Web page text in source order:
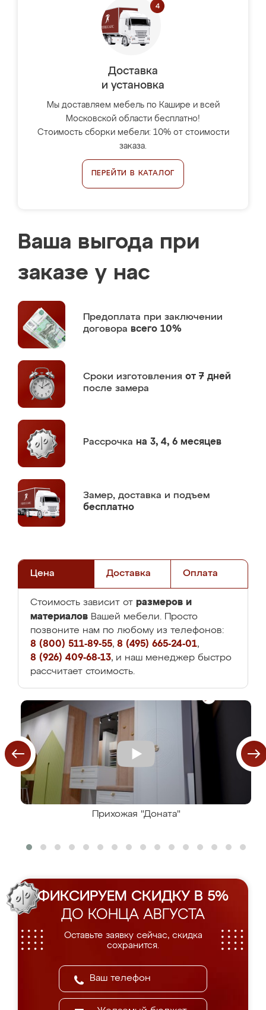
Доставка
и установка
Мы доставляем мебель по Кашире и всей
Московской области бесплатно!
Стоимость сборки мебели: 10% от стоимости
заказа.
ПЕРЕЙТИ В КАТАЛОГ
Ваша выгода при
заказе у нас
Предоплата при заключении
договора всего 10%
Сроки изготовления от 7 дней
после замера
Рассрочка на 3, 4, 6 месяцев
Замер, доставка и подъем
бесплатно
Цена Доставка Оплата
Стоимость зависит от размеров и
материалов Вашей мебели. Просто
позвоните нам по любому из телефонов:
8 (800) 511-89-55, 8 (495) 665-24-01,
8 (926) 409-68-13, и наш менеджер быстро
рассчитает стоимость.
Прихожая "Доната"
ФИКСИРУЕМ СКИДКУ В 5%
ДО КОНЦА АВГУСТА
Оставьте заявку сейчас, скидка
сохранится.